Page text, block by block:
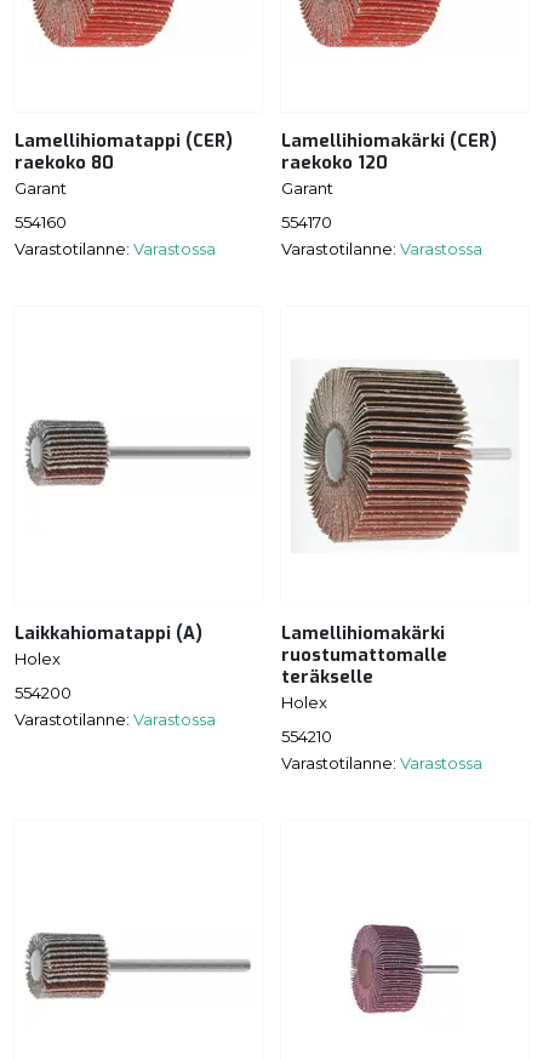
Lamellihiomatappi (CER)
raekoko 80
Garant
554160
Varastotilanne: Varastossa
Lamellihiomakärki (CER)
raekoko 120
Garant
554170
Varastotilanne: Varastossa
Laikkahiomatappi (A)
Holex
554200
Varastotilanne: Varastossa
Lamellihiomakärki
ruostumattomalle
teräkselle
Holex
554210
Varastotilanne: Varastossa